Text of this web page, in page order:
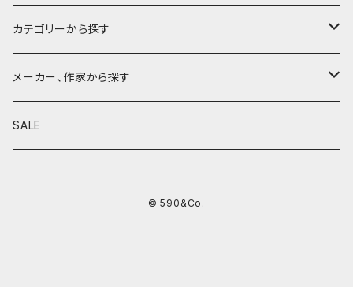
カテゴリーから探す
鉛筆
鉛筆補助軸
メーカー、作家から探す
590&Co.
SALE
© 590&Co.